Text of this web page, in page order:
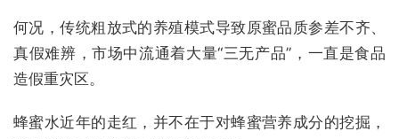
何况，传统粗放式的养殖模式导致原蜜品质参差不齐、
真假难辨，市场中流通着大量“三无产品”，一直是食品
造假重灾区。
蜂蜜水近年的走红，并不在于对蜂蜜营养成分的挖掘，